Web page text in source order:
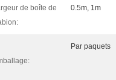
de boîte de
0.5m, 1m
Par paquets